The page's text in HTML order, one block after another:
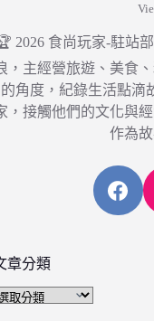
2026 食尚玩家-駐站
，主經營旅遊、美食
的角度，紀錄生活點滴
，接觸他們的文化與
作為
章分類